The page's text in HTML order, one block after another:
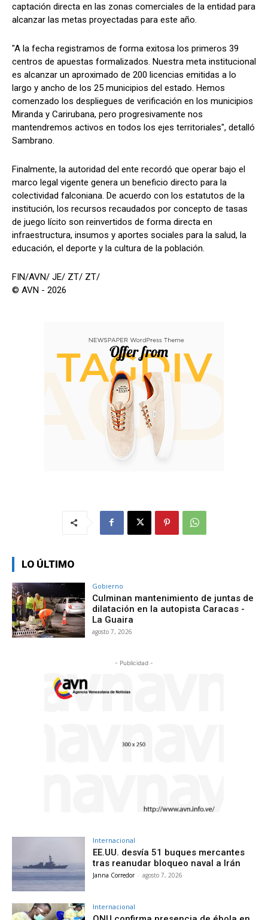
captación directa en las zonas comerciales de la entidad para
alcanzar las metas proyectadas para este año.
"A la fecha registramos de forma exitosa los primeros 39
centros de apuestas formalizados. Nuestra meta institucional
es alcanzar un aproximado de 200 licencias emitidas a lo
largo y ancho de los 25 municipios del estado. Hemos
comenzado los despliegues de verificación en los municipios
Miranda y Carirubana, pero progresivamente nos
mantendremos activos en todos los ejes territoriales", detalló
Sambrano.
Finalmente, la autoridad del ente recordó que operar bajo el
marco legal vigente genera un beneficio directo para la
colectividad falconiana. De acuerdo con los estatutos de la
institución, los recursos recaudados por concepto de tasas
de juego lícito son reinvertidos de forma directa en
infraestructura, insumos y aportes sociales para la salud, la
educación, el deporte y la cultura de la población.
FIN/AVN/ JE/ ZT/ ZT/
© AVN - 2026
LO ÚLTIMO
Gobierno
Culminan mantenimiento de juntas de
dilatación en la autopista Caracas -
La Guaira
agosto 7, 2026
- Publicidad -
Internacional
EE.UU. desvía 51 buques mercantes
tras reanudar bloqueo naval a Irán
Janna Corredor - agosto 7, 2026
Internacional